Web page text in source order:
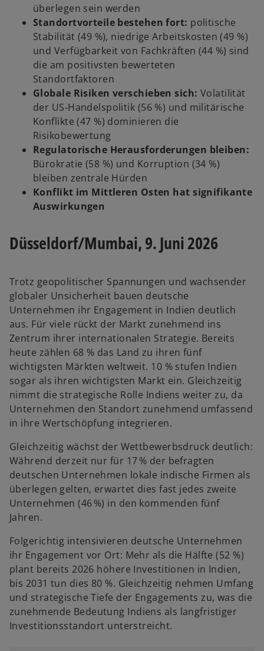
überlegen sein werden
Standortvorteile bestehen fort: politische
Stabilität (49 %), niedrige Arbeitskosten (49 %)
und Verfügbarkeit von Fachkräften (44 %) sind
die am positivsten bewerteten
Standortfaktoren
Globale Risiken verschieben sich: Volatilität
der US‑Handelspolitik (56 %) und militärische
Konflikte (47 %) dominieren die
Risikobewertung
Regulatorische Herausforderungen bleiben:
Bürokratie (58 %) und Korruption (34 %)
bleiben zentrale Hürden
Konflikt im Mittleren Osten hat signifikante
Auswirkungen
Düsseldorf/Mumbai, 9. Juni 2026
Trotz geopolitischer Spannungen und wachsender
globaler Unsicherheit bauen deutsche
Unternehmen ihr Engagement in Indien deutlich
aus. Für viele rückt der Markt zunehmend ins
Zentrum ihrer internationalen Strategie. Bereits
heute zählen 68 % das Land zu ihren fünf
wichtigsten Märkten weltweit. 10 % stufen Indien
sogar als ihren wichtigsten Markt ein. Gleichzeitig
nimmt die strategische Rolle Indiens weiter zu, da
Unternehmen den Standort zunehmend umfassend
in ihre Wertschöpfung integrieren.
Gleichzeitig wächst der Wettbewerbsdruck deutlich:
Während derzeit nur für 17 % der befragten
deutschen Unternehmen lokale indische Firmen als
überlegen gelten, erwartet dies fast jedes zweite
Unternehmen (46 %) in den kommenden fünf
Jahren.
Folgerichtig intensivieren deutsche Unternehmen
ihr Engagement vor Ort: Mehr als die Hälfte (52 %)
plant bereits 2026 höhere Investitionen in Indien,
bis 2031 tun dies 80 %. Gleichzeitig nehmen Umfang
und strategische Tiefe der Engagements zu, was die
zunehmende Bedeutung Indiens als langfristiger
Investitionsstandort unterstreicht.